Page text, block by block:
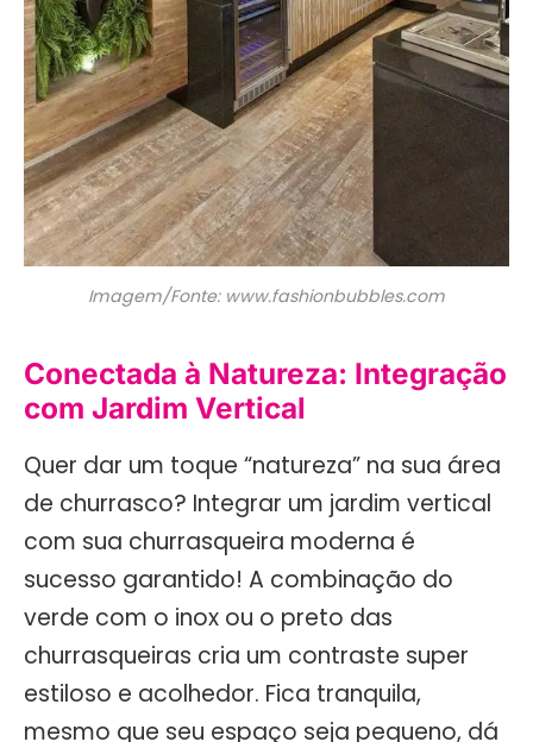
Imagem/Fonte: www.fashionbubbles.com
Conectada à Natureza: Integração
com Jardim Vertical
Quer dar um toque “natureza” na sua área
de churrasco? Integrar um jardim vertical
com sua churrasqueira moderna é
sucesso garantido! A combinação do
verde com o inox ou o preto das
churrasqueiras cria um contraste super
estiloso e acolhedor. Fica tranquila,
mesmo que seu espaço seja pequeno, dá